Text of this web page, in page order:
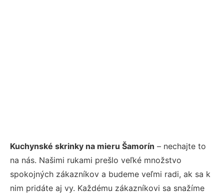
Kuchynské skrinky na mieru Šamorín – nechajte to
na nás. Našimi rukami prešlo veľké množstvo
spokojných zákazníkov a budeme veľmi radi, ak sa k
nim pridáte aj vy. Každému zákazníkovi sa snažíme